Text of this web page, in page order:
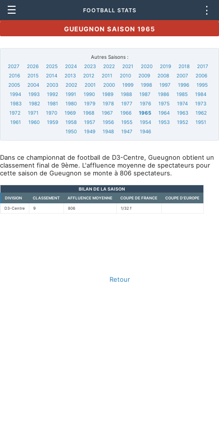
☰ FOOTBALL STATS ⋮
GUEUGNON SAISON 1965
Autres Saisons :
2027
2026 2025 2024 2023 2022 2021 2020 2019 2018
2017
2016
2015 2014 2013 2012 2011 2010 2009 2008 2007
2006
2005
2004 2003 2002 2001 2000 1999 1998 1997 1996
1995
1994
1993 1992 1991 1990 1989 1988 1987 1986 1985
1984
1983
1982 1981 1980 1979 1978 1977 1976 1975 1974
1973
1972
1971 1970 1969 1968 1967 1966 1965 1964 1963
1962
1961
1960 1959 1958 1957 1956 1955 1954 1953 1952
1951
1950
1949 1948 1947 1946
Dans ce championnat de football de D3-Centre, Gueugnon obtient un
classement final de 9ème. L'affluence moyenne de spectateurs pour
cette saison de Gueugnon se monte à 806 spectateurs.
BILAN DE LA SAISON
DIVISION CLASSEMENT AFFLUENCE MOYENNE COUPE DE FRANCE COUPE D'EUROPE
D3-Centre 9 806 1/32 f
Retour